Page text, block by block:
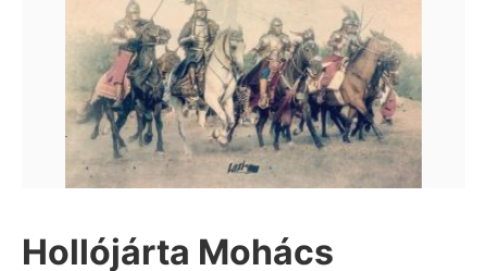
Hollójárta Mohács